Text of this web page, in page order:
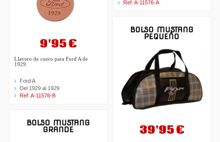
9'95 €
Llavero de cuero para Ford A de
1929.
Ford A
Del 1929 al 1929
Ref: A-11576-B
BOLSO MUSTANG
GRANDE
Ref: A-11576-A
BOLSO MUSTANG
PEQUEÑO
39'95 €